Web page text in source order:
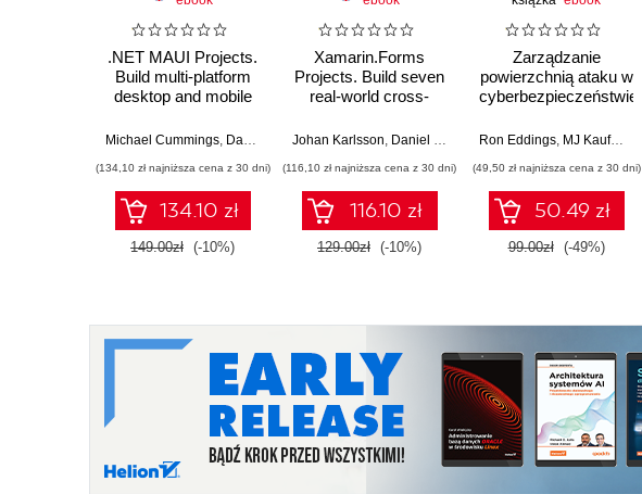
.NET MAUI Projects.
Build multi-platform
desktop and mobile
using C# and Visual
Edition
Michael Cummings, Daniel Hindrikes , Johan Karlsson, Samantha Houts
(134,10 zł najniższa cena z 30 dni)
134.10 zł
149.00zł (-10%)
Xamarin.Forms
Projects. Build seven
real-world cross-
with C# and
Johan Karlsson, Daniel Hindrikes
(116,10 zł najniższa cena z 30 dni)
116.10 zł
129.00zł (-10%)
Zarządzanie
powierzchnią ataku w
cyberbezpieczeństwie.
ochrony zasobów
Ron Eddings, MJ Kaufmann
(49,50 zł najniższa cena z 30 dni)
50.49 zł
99.00zł (-49%)